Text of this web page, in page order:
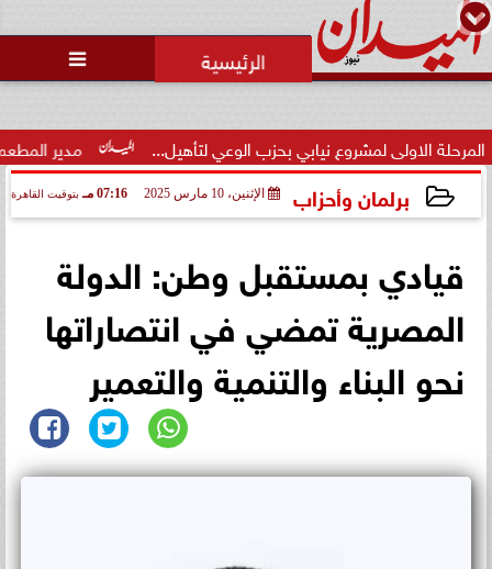

مدير المطعم عن واقعة منع سيدة نيابي بحزب الوعي لتأهيل...
برلمان وأحزاب الإثنين، 10 مارس 2025 07:16 مـ بتوقيت القاهرة
قيادي بمستقبل وطن: الدولة
المصرية تمضي في انتصاراتها
نحو البناء والتنمية والتعمير
ضبط 25 زجاجة «ويسكي» مهربة
داخل مطعم شهير بـ«نيو جيزة»..